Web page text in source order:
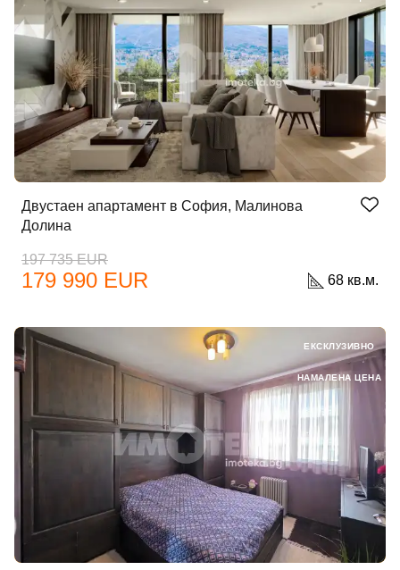
Двустаен апартамент в София, Малинова
Долина
197 735 EUR
179 990 EUR 68 кв.м.
ЕКСКЛУЗИВНО
НАМАЛЕНА ЦЕНА